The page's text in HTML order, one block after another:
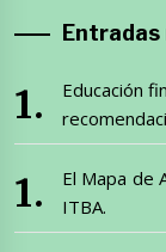
Educación
El Mapa de
ITBA.